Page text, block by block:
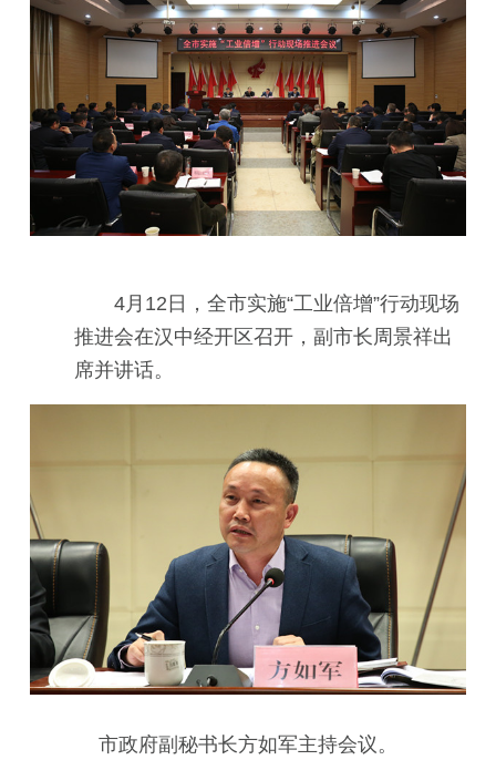
4月12日，全市实施“工业倍增”行动现场
推进会在汉中经开区召开，副市长周景祥出
席并讲话。
市政府副秘书长方如军主持会议。